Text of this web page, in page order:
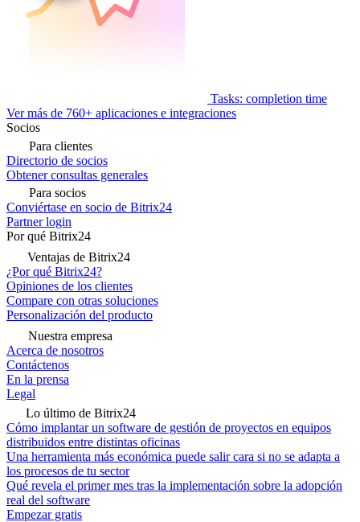
Tasks: completion time
Ver más de 760+ aplicaciones e integraciones
Socios
Para clientes
Directorio de socios
Obtener consultas generales
Para socios
Conviértase en socio de Bitrix24
Partner login
Por qué Bitrix24
Ventajas de Bitrix24
¿Por qué Bitrix24?
Opiniones de los clientes
Compare con otras soluciones
Personalización del producto
Nuestra empresa
Acerca de nosotros
Contáctenos
En la prensa
Legal
Lo último de Bitrix24
Cómo implantar un software de gestión de proyectos en equipos
distribuidos entre distintas oficinas
Una herramienta más económica puede salir cara si no se adapta a
los procesos de tu sector
Qué revela el primer mes tras la implementación sobre la adopción
real del software
Empezar gratis